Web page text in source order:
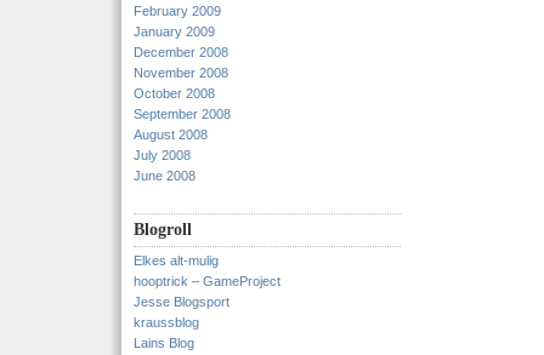
February 2009
January 2009
December 2008
November 2008
October 2008
September 2008
August 2008
July 2008
June 2008
Blogroll
Elkes alt-mulig
hooptrick – GameProject
Jesse Blogsport
kraussblog
Lains Blog